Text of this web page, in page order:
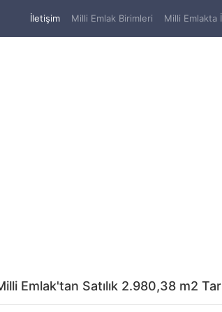
İletişim(current)
Milli Emlak Birimleri Milli Emlakta
Emlak'tan Satılık 2.980,38 m2